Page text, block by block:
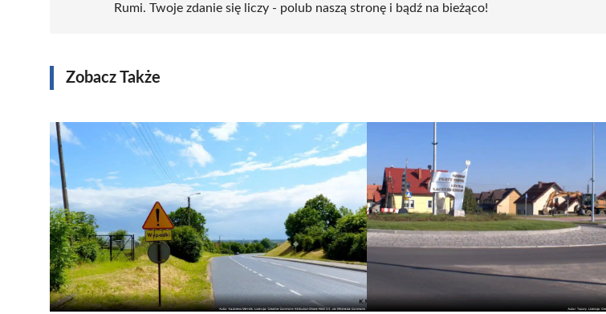
Rumi. Twoje zdanie się liczy - polub naszą stronę i bądź na bieżąco!
Zobacz Także